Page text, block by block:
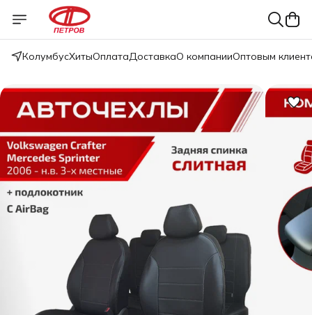
КолумбусХитыОплатаДоставкаО компанииОптовым